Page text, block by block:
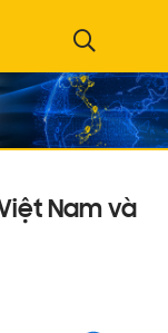
Nam và